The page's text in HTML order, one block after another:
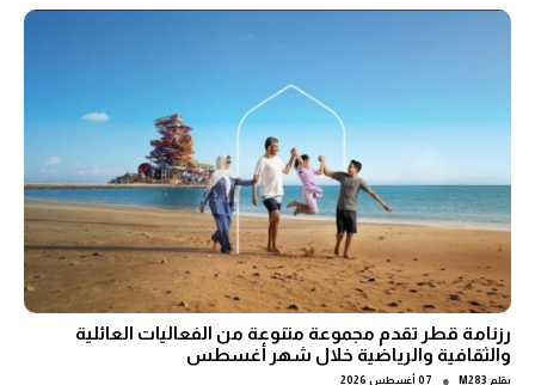
رزنامة قطر تقدم مجموعة متنوعة من الفعاليات العائلية
والثقافية والرياضية خلال شهر أغسطس
بقلم M283
● 07 أغسطس 2026